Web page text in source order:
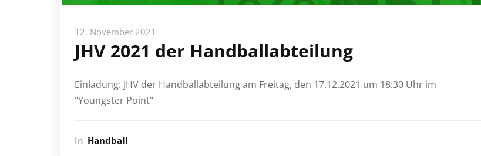
12. November 2021
JHV 2021 der Handballabteilung
Einladung: JHV der Handballabteilung am Freitag, den 17.12.2021 um 18:30 Uhr im
"Youngster Point"
In Handball